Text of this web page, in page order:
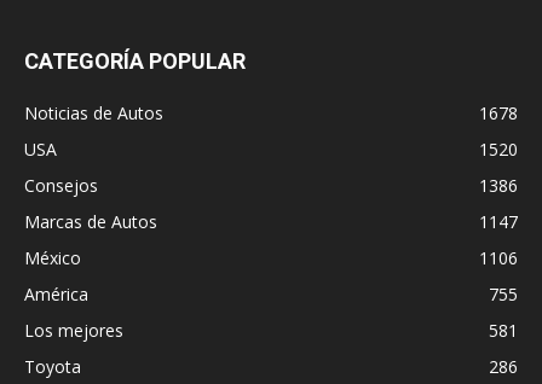
CATEGORÍA POPULAR
Noticias de Autos
1678
USA
1520
Consejos
1386
Marcas de Autos
1147
México
1106
América
755
Los mejores
581
Toyota
286